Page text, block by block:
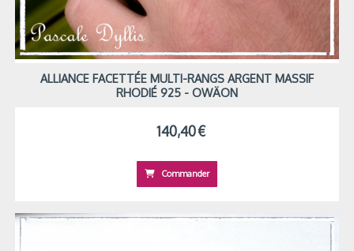
ALLIANCE FACETTÉE MULTI-RANGS ARGENT MASSIF
RHODIÉ 925 - OWÄON
140,40€
Commander